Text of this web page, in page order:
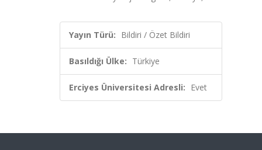
Yayın Türü: Bildiri / Özet Bildiri
Basıldığı Ülke: Türkiye
Erciyes Üniversitesi Adresli: Evet